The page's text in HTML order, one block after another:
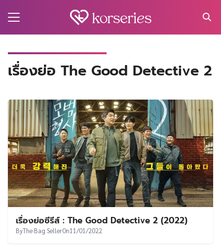
เรื่องย่อ The Good Detective 2
เรื่องย่อซีรีส์ : The Good Detective 2 (2022)
ByThe Bag SellerOn11/01/2022